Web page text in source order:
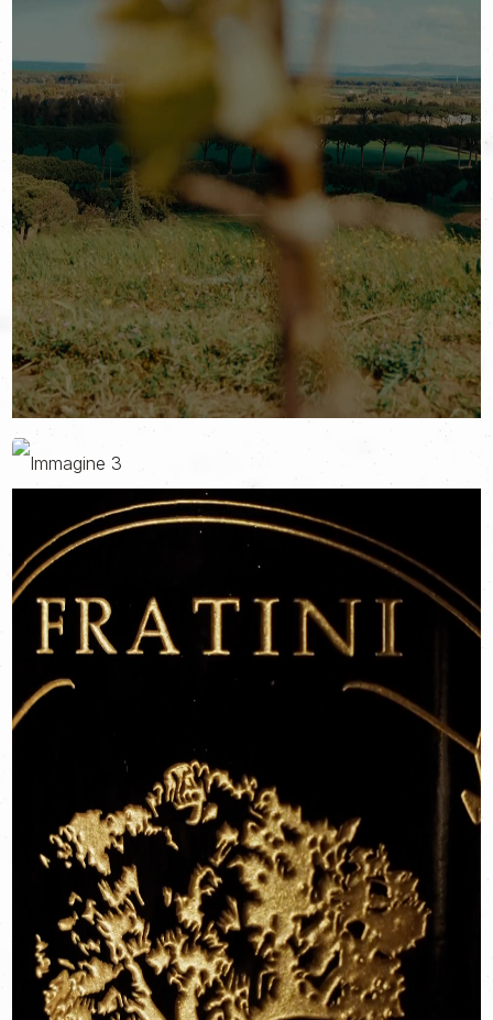
di distinguersi con eleganza, e lasciare il segno senza mai
bisogno di alzare il tono. Una voce in grado di preparare il
giusto terreno, quel campo fertile dove i frutti di un’ambiziosa
visione potessero fiorire.